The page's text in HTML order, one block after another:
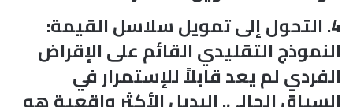
4. التحول إلى تمويل سلاسل القيمة:
النموذج التقليدي القائم على الإقراض
الفردي لم يعد قابلاً للإستمرار في